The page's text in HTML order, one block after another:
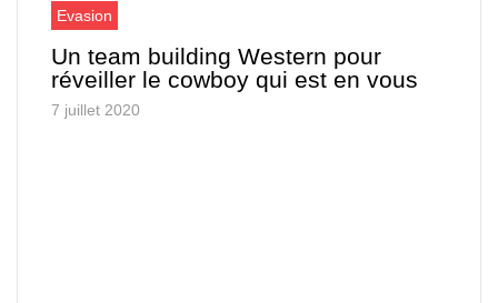
Evasion
Un team building Western pour
réveiller le cowboy qui est en vous
7 juillet 2020